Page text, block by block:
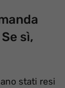
sì,
stati resi